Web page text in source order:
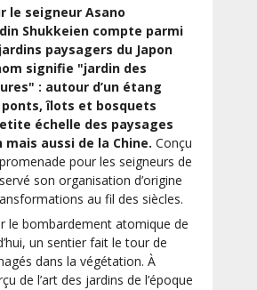
le seigneur Asano
Shukkeien compte parmi
paysagers du Japon
signifie "jardin des
: autour d’un étang
îlots et bosquets
échelle des paysages
mais aussi de la Chine. Conçu
pour les seigneurs de
son organisation d’origine
au fil des siècles.
le bombardement atomique de
un sentier fait le tour de
dans la végétation. À
de l’art des jardins de l’époque